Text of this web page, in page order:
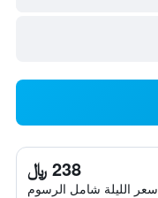
238 ﷼
سعر الليلة شامل الرسوم